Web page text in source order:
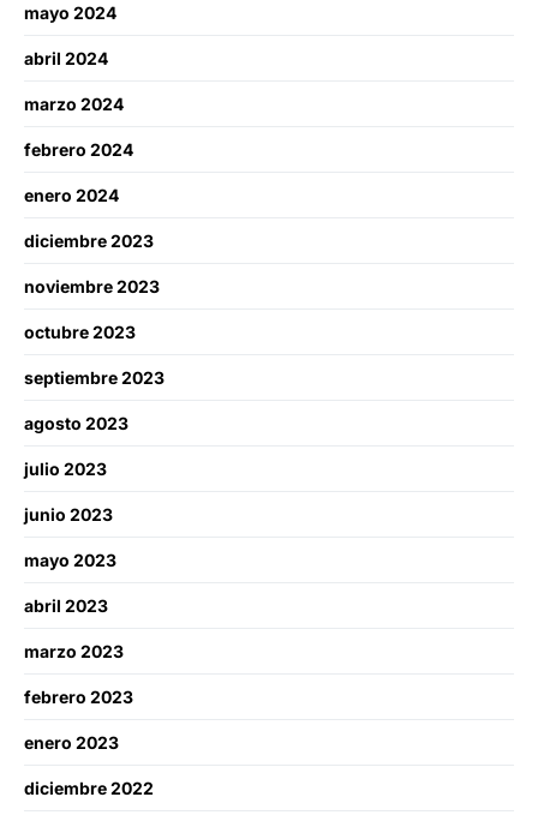
mayo 2024
abril 2024
marzo 2024
febrero 2024
enero 2024
diciembre 2023
noviembre 2023
octubre 2023
septiembre 2023
agosto 2023
julio 2023
junio 2023
mayo 2023
abril 2023
marzo 2023
febrero 2023
enero 2023
diciembre 2022